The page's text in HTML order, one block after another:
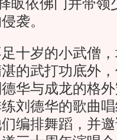
皈依佛门并带
袭。
岁的小武僧，
的武打功底外
华与成龙的格
刘德华的歌曲
编排舞蹈，并